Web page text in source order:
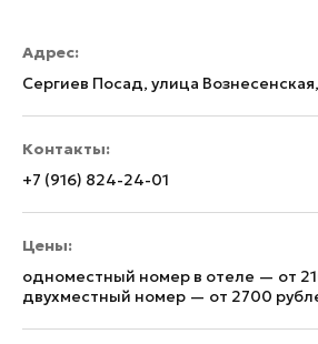
Адрес:
Сергиев Посад, улица
Контакты:
+7 (916) 824-24-01
Цены:
одноместный номер в отеле — от
двухместный номер — от 2700